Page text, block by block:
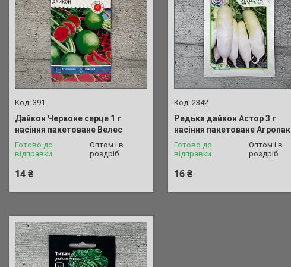
391
Дайкон Червоне серце 1 г
насіння пакетоване Велес
Готово до
відправки
Оптом і в
роздріб
14 ₴
2342
Редька дайкон Астор 3 г
насіння пакетоване Агропак
Готово до
відправки
Оптом і в
роздріб
16 ₴